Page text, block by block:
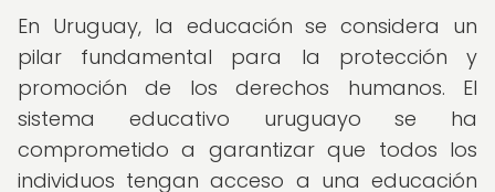
En Uruguay, la educación se considera un
pilar fundamental para la protección y
promoción de los derechos humanos. El
sistema educativo uruguayo se ha
comprometido a garantizar que todos los
individuos tengan acceso a una educación